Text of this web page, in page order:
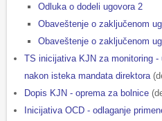
Odluka o dodeli ugovora 2
Obaveštenje o zaključenom
Obaveštenje o zaključenom
TS inicijativa KJN za monitoring
nakon isteka mandata direktora
Dopis KJN - oprema za bolnice
Inicijativa OCD - odlaganje